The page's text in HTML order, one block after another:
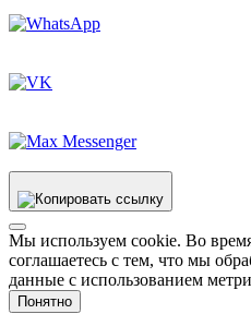
Мы используем cookie. Во
соглашаетесь с тем, что мы
данные с использованием
Понятно